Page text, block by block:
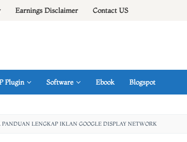
Earnings Disclaimer Contact US
Plugin Software Ebook Blogspot
LENGKAP IKLAN GOOGLE DISPLAY NETWORK